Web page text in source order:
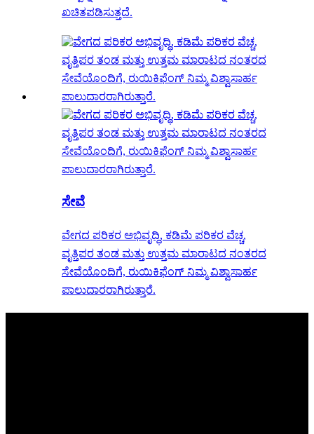
ಖಚಿತಪಡಿಸುತ್ತದೆ.
ಸೇವೆ
ವೇಗದ ಪರಿಕರ ಅಭಿವೃದ್ಧಿ, ಕಡಿಮೆ ಪರಿಕರ ವೆಚ್ಚ,
ವೃತ್ತಿಪರ ತಂಡ ಮತ್ತು ಉತ್ತಮ ಮಾರಾಟದ ನಂತರದ
ಸೇವೆಯೊಂದಿಗೆ, ರುಯಿಕಿಫೆಂಗ್ ನಿಮ್ಮ ವಿಶ್ವಾಸಾರ್ಹ
ಪಾಲುದಾರರಾಗಿರುತ್ತಾರೆ.